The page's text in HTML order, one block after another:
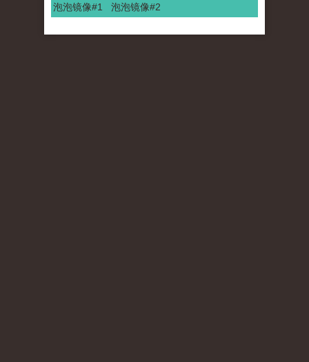
泡泡镜像#1 泡泡镜像#2